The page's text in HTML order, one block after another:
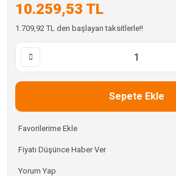
10.259,53 TL
1.709,92 TL den başlayan taksitlerle!!
Sepete Ekle
Fiyatı Düşünce Haber Ver
Yorum Yap